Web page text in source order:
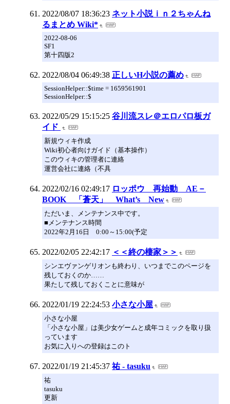
2022/08/07 18:36:23 ネット小説ｉｎ２ちゃんね
るまとめ Wiki*
2022-08-06
SF1
第十四版2
2022/08/04 06:49:38 正しいH小説の薦め
SessionHelper::$time = 1659561901
SessionHelper::$
2022/05/29 15:15:25 谷川流スレ＠エロパロ板ガ
イド
新規ウィキ作成
Wiki初心者向けガイド（基本操作）
このウィキの管理者に連絡
運営会社に連絡（不具
2022/02/16 02:49:17 ロッポウ 再始動 AE－
BOOK 「蒼天」 What’s New
ただいま、メンテナンス中です。
■メンテナンス時間
2022年2月16日 0:00～15:00(予定
2022/02/05 22:42:17 ＜＜終の棲家＞＞
シンエヴァンゲリオンも終わり、いつまでこのページを
残しておくのか……
果たして残しておくことに意味が
2022/01/19 22:24:53 小さな小屋
小さな小屋
「小さな小屋」は美少女ゲームと成年コミックを取り扱
っています
お気に入りへの登録はこのト
2022/01/19 21:45:37 祐 - tasuku
祐
tasuku
更新